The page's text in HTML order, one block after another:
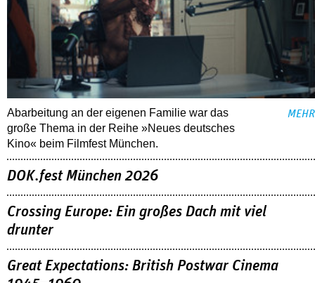
Abarbeitung an der eigenen Familie war das
große Thema in der Reihe »Neues deutsches
Kino« beim Filmfest München.
MEHR
DOK.fest München 2026
Crossing Europe: Ein großes Dach mit viel
drunter
Great Expectations: British Postwar Cinema